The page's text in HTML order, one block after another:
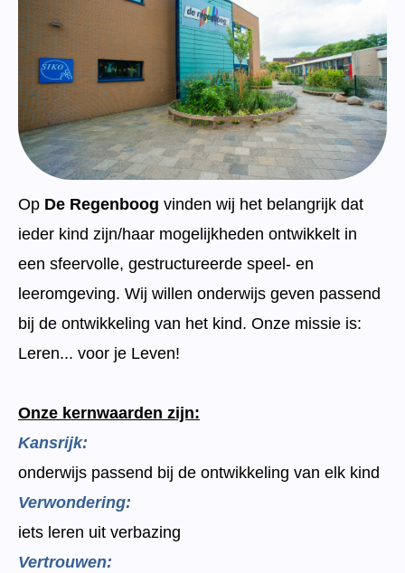
Documentatie
Formulieren
SIKO
Op De Regenboog vinden wij het belangrijk dat
ieder kind zijn/haar mogelijkheden ontwikkelt in
een sfeervolle, gestructureerde speel- en
leeromgeving. Wij willen onderwijs geven passend
bij de ontwikkeling van het kind. Onze missie is:
Leren... voor je Leven!
Onze kernwaarden zijn:
Kansrijk:
onderwijs passend bij de ontwikkeling van elk kind
Verwondering:
iets leren uit verbazing
Vertrouwen: